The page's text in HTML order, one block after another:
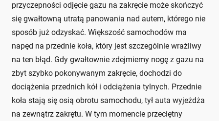
przyczepności odjęcie gazu na zakręcie może skończyć
się gwałtowną utratą panowania nad autem, którego nie
sposób już odzyskać. Większość samochodów ma
napęd na przednie koła, który jest szczególnie wrażliwy
na ten błąd. Gdy gwałtownie zdejmiemy nogę z gazu na
zbyt szybko pokonywanym zakręcie, dochodzi do
dociążenia przednich kół i odciążenia tylnych. Przednie
koła stają się osią obrotu samochodu, tył auta wyjeżdża
na zewnątrz zakrętu. W tym momencie przeciętny